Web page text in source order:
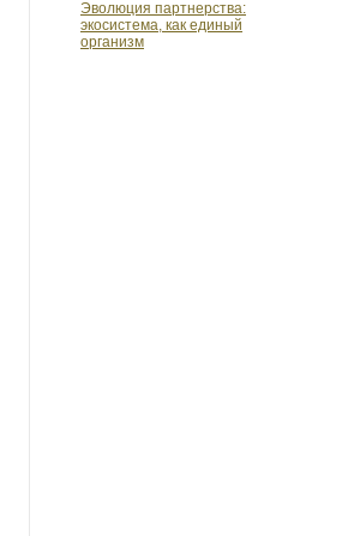
Эволюция партнерства:
экосистема, как единый
организм